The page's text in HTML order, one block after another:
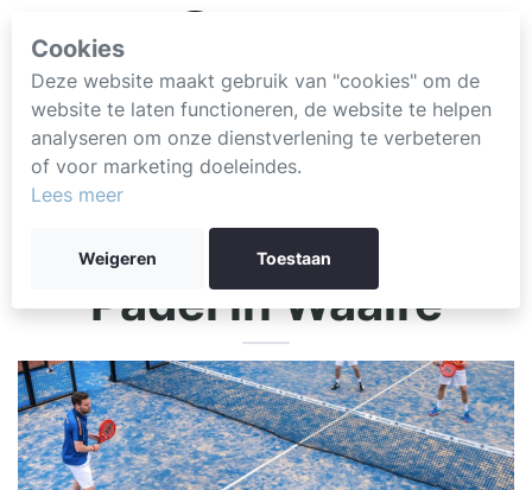
Cookies
Deze website maakt gebruik van "cookies" om de
website te laten functioneren, de website te helpen
analyseren om onze dienstverlening te verbeteren
of voor marketing doeleindes.
Lees meer
Weigeren Toestaan
Padel in Waalre